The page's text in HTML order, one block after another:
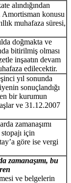
alındığından
Amortisman konusu
muhafaza süresi,
doğmakta ve
bitirilmiş olması
inşaatın devam
edilecektir.
yıl sonunda
sonuçlandığı
bir kurumun
ve 31.12.2007
zamanaşımı
için
göre ise vergi
zamanaşımı, bu
ve belgelerin